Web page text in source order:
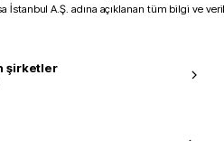
İstanbul A.Ş. adına açıklanan tüm bilgi ve
şirketler